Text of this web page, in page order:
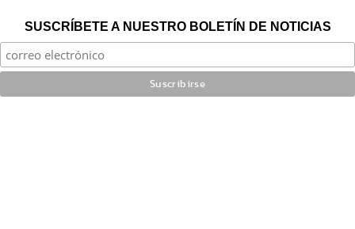
SUSCRÍBETE A NUESTRO BOLETÍN DE NOTICIAS